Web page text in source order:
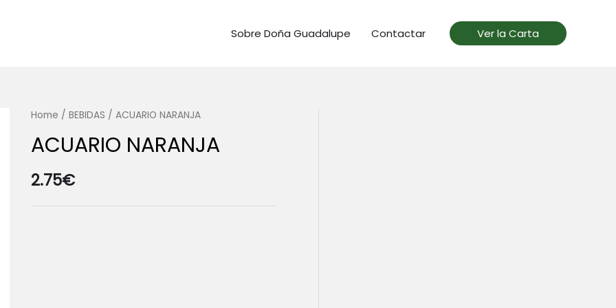
Sobre Doña Guadalupe Contactar Ver la Carta
Home / BEBIDAS / ACUARIO NARANJA
ACUARIO NARANJA
2.75€